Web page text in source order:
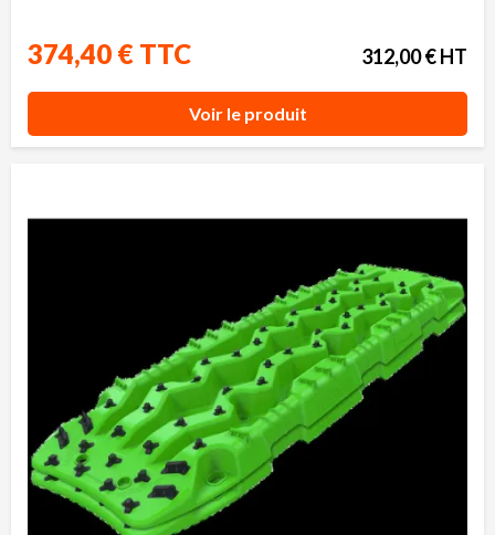
374,40 € TTC 312,00 € HT
Voir le produit